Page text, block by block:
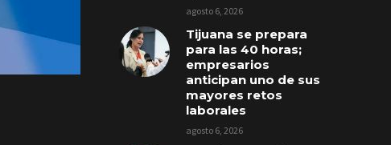
agosto 6, 2026
Tijuana se prepara
para las 40 horas;
empresarios
anticipan uno de sus
mayores retos
laborales
agosto 6, 2026